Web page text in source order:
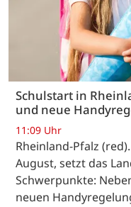
Schulstart in
und neue
11:09 Uhr
Rheinland-Pfalz
August, setzt das
Schwerpunkte:
neuen